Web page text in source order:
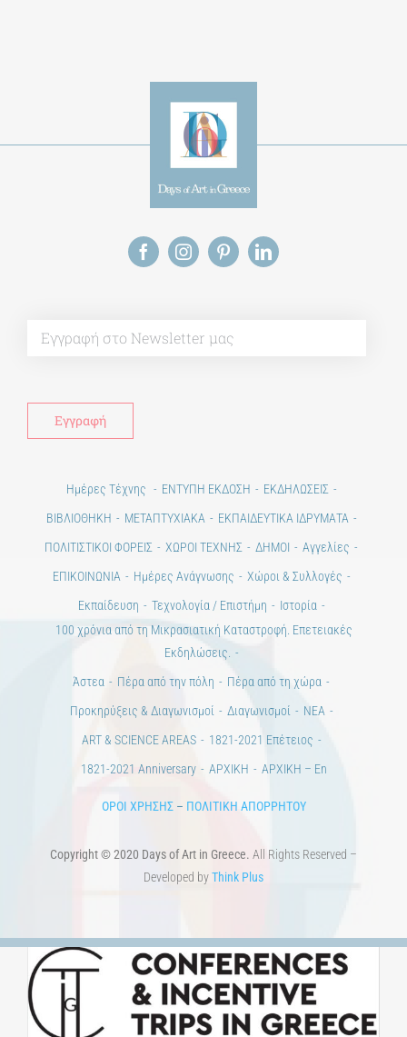
Ημέρες Τέχνης ΕΝΤΥΠΗ ΕΚΔΟΣΗ
ΕΚΔΗΛΩΣΕΙΣ
ΒΙΒΛΙΟΘΗΚΗ
ΜΕΤΑΠΤΥΧΙΑΚΑ
ΕΚΠΑΙΔΕΥΤΙΚΑ ΙΔΡΥΜΑΤΑ
ΠΟΛΙΤΙΣΤΙΚΟΙ ΦΟΡΕΙΣ
ΧΩΡΟΙ ΤΕΧΝΗΣ ΔΗΜΟΙ
Αγγελίες
ΕΠΙΚΟΙΝΩΝΙΑ
Ημέρες Ανάγνωσης
Χώροι & Συλλογές
Εκπαίδευση
Τεχνολογία / Επιστήμη
Ιστορία
100 χρόνια από τη Μικρασιατική Καταστροφή. Επετειακές
Εκδηλώσεις.
Άστεα
Πέρα από την πόλη
Πέρα από τη χώρα
Προκηρύξεις & Διαγωνισμοί
Διαγωνισμοί
ΝΕΑ
ART & SCIENCE AREAS
1821-2021 Επέτειος
1821-2021 Anniversary
ΑΡΧΙΚΗ ΑΡΧΙΚΗ – En
ΟΡΟΙ ΧΡΗΣΗΣ– ΠΟΛΙΤΙΚΗ ΑΠΟΡΡΗΤΟΥ
Copyright © 2020 Days of Art in Greece. All Rights Reserved –
Developed byThink Plus